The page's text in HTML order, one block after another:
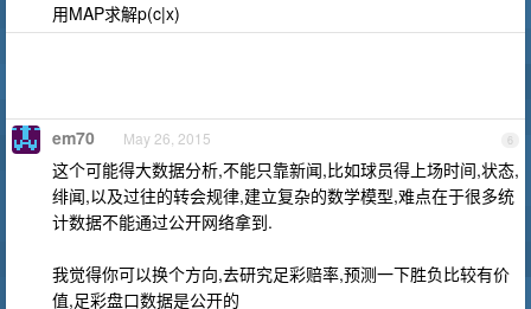
用MAP求解p(c|x)
6
em70 May 26, 2015
这个可能得大数据分析,不能只靠新闻,比如球员得上场时间,状态,
绯闻,以及过往的转会规律,建立复杂的数学模型,难点在于很多统
计数据不能通过公开网络拿到.
我觉得你可以换个方向,去研究足彩赔率,预测一下胜负比较有价
值,足彩盘口数据是公开的